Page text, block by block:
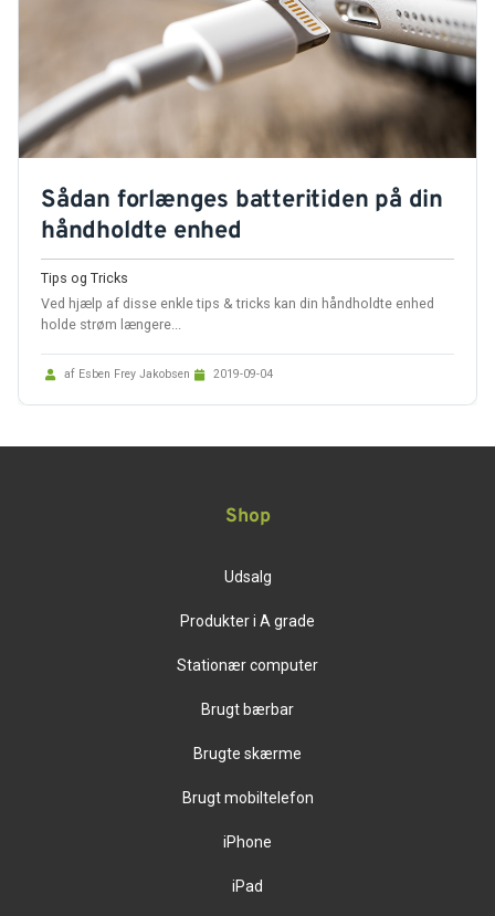
Sådan forlænges batteritiden på din
håndholdte enhed
Tips og Tricks
Ved hjælp af disse enkle tips & tricks kan din håndholdte enhed
holde strøm længere...
af Esben Frey Jakobsen 2019-09-04
Shop
Udsalg
Produkter i A grade
Stationær computer
Brugt bærbar
Brugte skærme
Brugt mobiltelefon
iPhone
iPad